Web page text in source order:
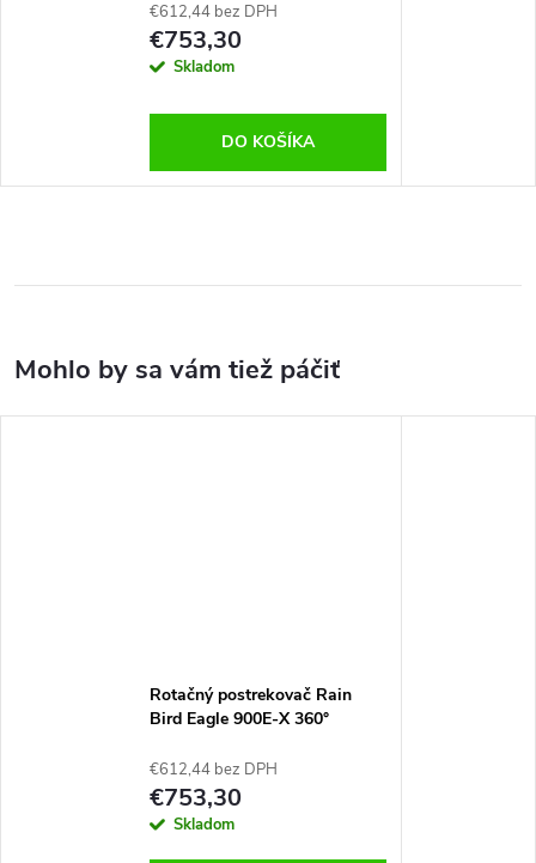
€612,44 bez DPH
€753,30
Skladom
DO KOŠÍKA
Rotačný postrekovač Rain
Bird Eagle 900E-X 360°
€612,44 bez DPH
€753,30
Skladom